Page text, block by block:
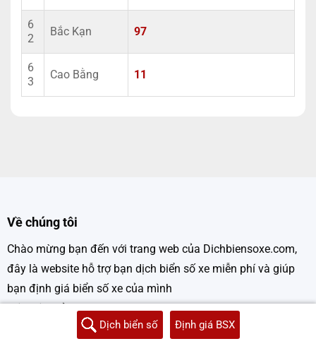
6
2
Bắc Kạn 97
6
3
Cao Bằng 11
Về chúng tôi
Chào mừng bạn đến với trang web của Dichbiensoxe.com,
đây là website hỗ trợ bạn dịch biển số xe miễn phí và giúp
bạn định giá biển số xe của mình
Liên hệ Quảng cáo: 0862868608
Email: dichbiensoxeonline@gmail.com
Dịch biển số Định giá BSX